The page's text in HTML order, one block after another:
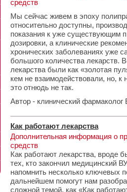
средств
Мы сейчас живем в эпоху
относительно доступны,
показания к уже существующим
дозировки, а клинические
хронических заболеваниях уже
большого количества
лекарства были как «золотая
кем не взаимодействовали, но,
это отнюдь не так.
Автор - клинический
Как работают лекарства
Дополнительная информация о
средств
Как работают лекарства, вроде
тех, кто закончил медицинский
напомнить несколько ключевых
дальнейшем помогут нам
сложной темой, как «Как